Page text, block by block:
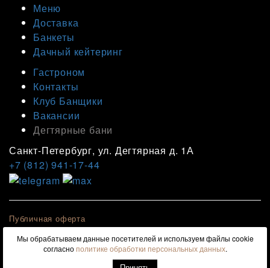
Меню
Доставка
Банкеты
Дачный кейтеринг
Гастроном
Контакты
Клуб Банщики
Вакансии
Дегтярные бани
Санкт-Петербург, ул. Дегтярная д. 1А
+7 (812) 941-17-44
Публичная оферта
Политика конфиденциальности
Согласие на обработку персональных данных
© 2026 Банщики. Все права защищены.
Мы обрабатываем данные посетителей и используем файлы cookie
согласнополитике обработки персональных данных.